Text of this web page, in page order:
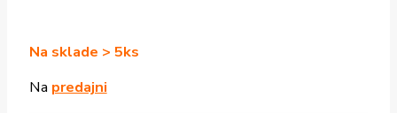
Na sklade > 5ks
Na predajni